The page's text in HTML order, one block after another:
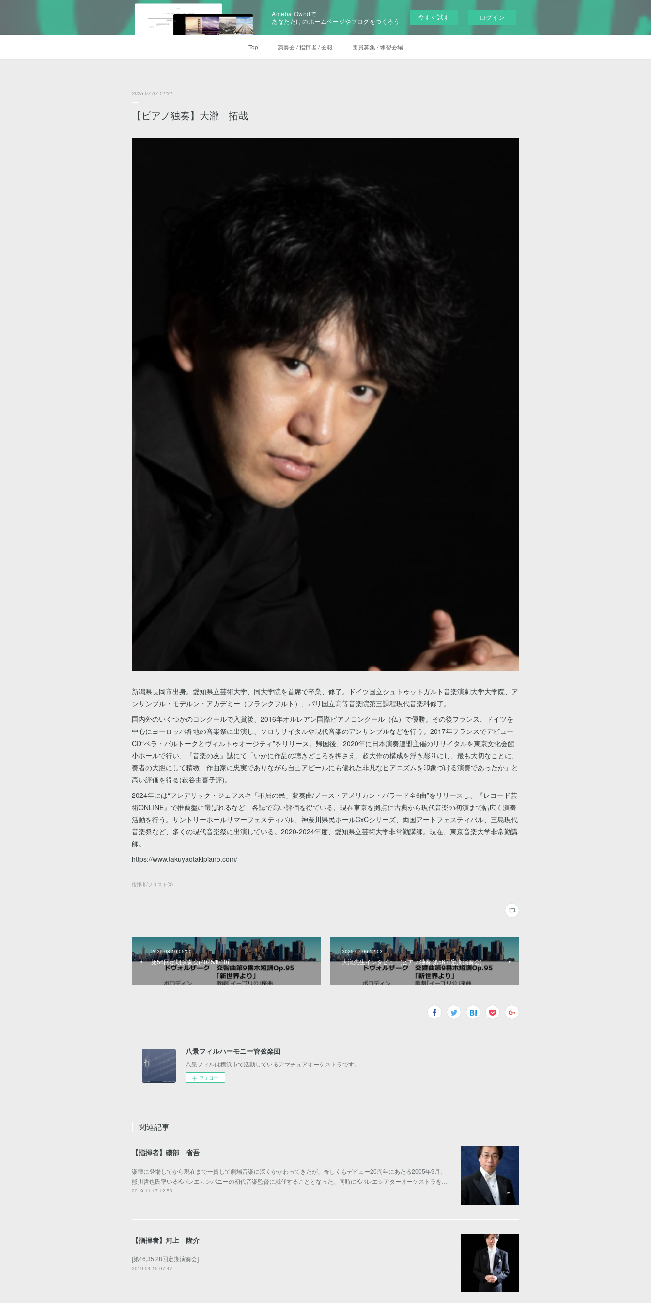
Ameba Owndで
あなただけのホームページやブログをつくろう
今すぐ試す ログイン
Top 演奏会 / 指揮者 / 会報 団員募集 / 練習会場
2025.07.07 14:34
【ピアノ独奏】大瀧 拓哉
新潟県長岡市出身。愛知県立芸術大学、同大学院を首席で卒業、修了。ドイツ国立シュトゥットガルト音楽演劇大学大学院、ア
ンサンブル・モデルン・アカデミー（フランクフルト）、パリ国立高等音楽院第三課程現代音楽科修了。
国内外のいくつかのコンクールで入賞後、2016年オルレアン国際ピアノコンクール（仏）で優勝。その後フランス、ドイツを
中心にヨーロッパ各地の音楽祭に出演し、ソロリサイタルや現代音楽のアンサンブルなどを行う。2017年フランスでデビュー
CD“ベラ・バルトークとヴィルトゥオージティ”をリリース。帰国後、2020年に日本演奏連盟主催のリサイタルを東京文化会館
小ホールで行い、『音楽の友』誌にて「いかに作品の聴きどころを押さえ、超大作の構成を浮き彫りにし、最も大切なことに、
奏者の大胆にして精緻、作曲家に忠実でありながら自己アピールにも優れた非凡なピアニズムを印象づける演奏であったか」と
高い評価を得る(萩谷由喜子評)。
2024年には“フレデリック・ジェフスキ「不屈の民」変奏曲/ノース・アメリカン・バラード全6曲”をリリースし、『レコード芸
術ONLINE』で推薦盤に選ばれるなど、各誌で高い評価を得ている。現在東京を拠点に古典から現代音楽の初演まで幅広く演奏
活動を行う。サントリーホールサマーフェスティバル、神奈川県民ホールCxCシリーズ、両国アートフェスティバル、三島現代
音楽祭など、多くの現代音楽祭に出演している。2020-2024年度、愛知県立芸術大学非常勤講師。現在、東京音楽大学非常勤講
師。
https://www.takuyaotakipiano.com/
指揮者/ソリスト (3)
2025.08.10 05:00
第56回定期演奏会(2025/8/10)
2025.07.06 12:03
大瀧先生インタビュー(ピアノ独奏:第56回定期演奏会)
八景フィルハーモニー管弦楽団
八景フィルは横浜市で活動しているアマチュアオーケストラです。
フォロー
関連記事
【指揮者】磯部 省吾
楽壇に登場してから現在まで一貫して劇場音楽に深くかかわってきたが、奇しくもデビュー20周年にあたる2005年9月、
熊川哲也氏率いるKバレエカンパニーの初代音楽監督に就任することとなった。同時にKバレエシアターオーケストラを…
2019.11.17 12:53
【指揮者】河上 隆介
[第46,35,28回定期演奏会]
2019.04.15 07:47